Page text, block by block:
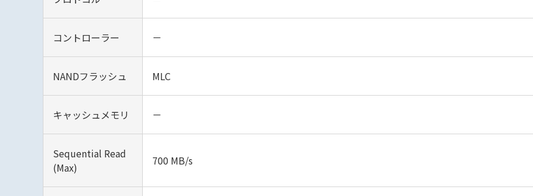
コントローラー －
NANDフラッシュ MLC
キャッシュメモリ －
Sequential Read
(Max)
700 MB/s